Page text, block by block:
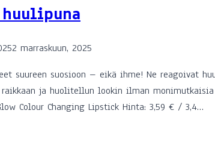
2 marraskuun, 2025
suureen suosioon – eikä ihme! Ne reagoivat
ja huolitellun lookin ilman
Colour Changing Lipstick Hinta: 3,59 € / 3,4…